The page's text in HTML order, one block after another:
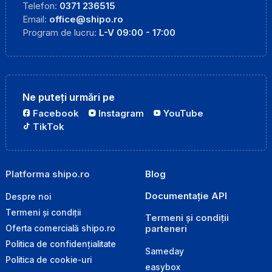
Telefon: 0371 236515
Email: office@shipo.ro
Program de lucru: L-V 09:00 - 17:00
Ne puteți urmări pe
Facebook Instagram
YouTube
TikTok
Platforma shipo.ro
Despre noi
Termeni și condiții
Oferta comercială shipo.ro
Politica de confidențialitate
Politica de cookie-uri
Blog
Documentație API
Termeni și condiții
parteneri
Sameday
easybox